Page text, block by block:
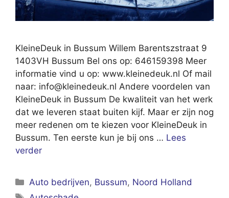
KleineDeuk in Bussum Willem Barentszstraat 9
1403VH Bussum Bel ons op: 646159398 Meer
informatie vind u op: www.kleinedeuk.nl Of mail
naar: info@kleinedeuk.nl Andere voordelen van
KleineDeuk in Bussum De kwaliteit van het werk
dat we leveren staat buiten kijf. Maar er zijn nog
meer redenen om te kiezen voor KleineDeuk in
Bussum. Ten eerste kun je bij ons … Lees
verder
Categorieën
Auto bedrijven, Bussum, Noord Holland
Tags